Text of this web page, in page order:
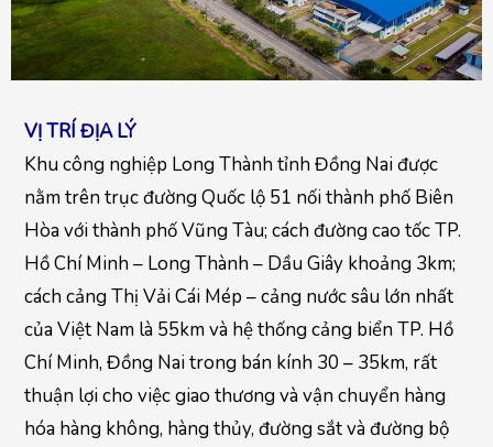
VỊ TRÍ ĐỊA LÝ
Khu công nghiệp Long Thành tỉnh Đồng Nai được
nằm trên trục đường Quốc lộ 51 nối thành phố Biên
Hòa với thành phố Vũng Tàu; cách đường cao tốc TP.
Hồ Chí Minh – Long Thành – Dầu Giây khoảng 3km;
cách cảng Thị Vải Cái Mép – cảng nước sâu lớn nhất
của Việt Nam là 55km và hệ thống cảng biển TP. Hồ
Chí Minh, Đồng Nai trong bán kính 30 – 35km, rất
thuận lợi cho việc giao thương và vận chuyển hàng
hóa hàng không, hàng thủy, đường sắt và đường bộ